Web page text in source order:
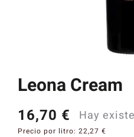
Leona Cream
16,70 € Hay
Precio por litro: 22,27 €